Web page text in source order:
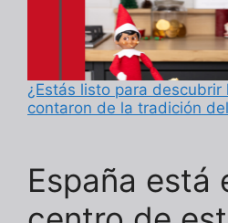
¿Estás listo para descubrir
contaron de la tradición
España está